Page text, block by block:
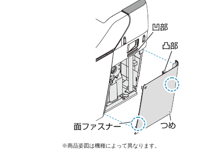
※商品姿図は機種によって異なります。